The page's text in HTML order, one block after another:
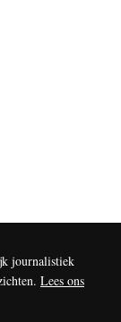
journalistiek
Lees ons